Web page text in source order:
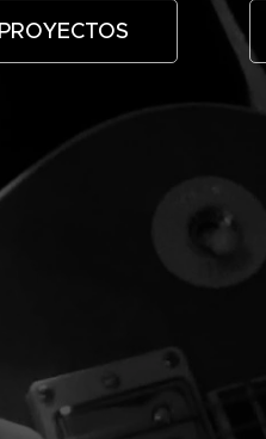
PROYECTOS